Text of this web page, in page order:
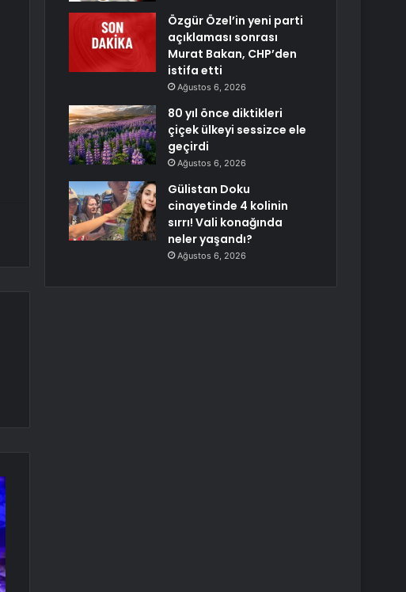
Özgür Özel’in yeni parti
açıklaması sonrası
Murat Bakan, CHP’den
istifa etti
Ağustos 6, 2026
80 yıl önce diktikleri
çiçek ülkeyi sessizce ele
geçirdi
Ağustos 6, 2026
Gülistan Doku
cinayetinde 4 kolinin
sırrı! Vali konağında
neler yaşandı?
Ağustos 6, 2026